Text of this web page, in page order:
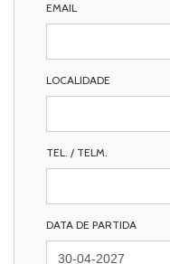
EMAIL
LOCALIDADE
TEL. / TELM.
DATA DE PARTIDA